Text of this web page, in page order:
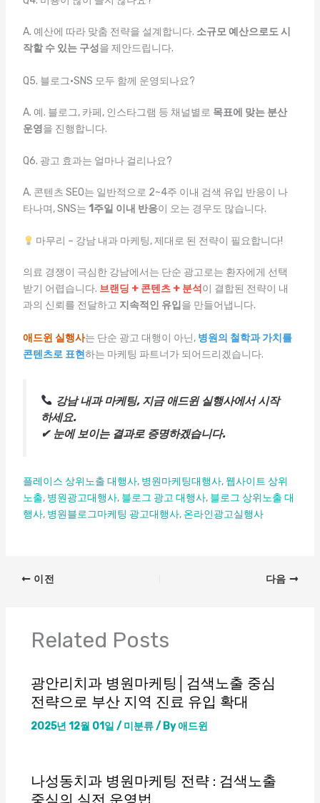
A. 예산에 따라 맞춤 전략을 설계합니다. 소규모 예산으로도 시
작할 수 있는 구성을 제안드립니다.
Q5. 블로그·SNS 모두 함께 운영되나요?
A. 예. 블로그, 카페, 인스타그램 등 채널별로 목표에 맞는 분산
운영을 진행합니다.
Q6. 광고 효과는 얼마나 걸리나요?
A. 콘텐츠 SEO는 일반적으로 2~4주 이내 검색 유입 반응이 나
타나며, SNS는 1주일 이내 반응이 오는 경우도 많습니다.
마무리 – 강남 내과 마케팅, 제대로 된 전략이 필요합니다!
의료 경쟁이 극심한 강남에서는 단순 광고로는 환자에게 선택
받기 어렵습니다. 브랜딩 + 콘텐츠 + 분석 이 결합된 전략이 내
과의 신뢰를 전달하고 지속적인 유입 을 만들어냅니다.
애드윈 실행사는 단순 광고 대행이 아닌, 병원의 철학과 가치를
콘텐츠로 표현하는 마케팅 파트너가 되어드리겠습니다.
강남 내과 마케팅, 지금 애드윈 실행사에서 시작
하세요.
✔ 눈에 보이는 결과로 증명하겠습니다.
플레이스 상위노출 대행사, 병원마케팅대행사, 웹사이트 상위
노출, 병원광고대행사, 블로그 광고 대행사, 블로그 상위노출 대
행사, 병원블로그마케팅 광고대행사, 온라인광고실행사
이전 다음
Related Posts
광안리치과 병원마케팅│검색노출 중심
전략으로 부산 지역 진료 유입 확대
2025년 12월 01일 / 미분류/ By애드윈
나성동치과 병원마케팅 전략 : 검색노출
중심의 실전 운영법